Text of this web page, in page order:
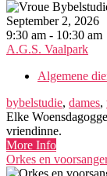
September 2, 2026
9:30 am - 10:30 am
A.G.S. Vaalpark
Algemene
bybelstudie, dames,
Elke
vriendinne.
More Info
Orkes en